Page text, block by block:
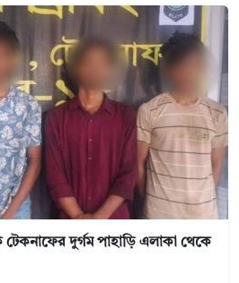
দুর্গম পাহাড়ি এলাকা থেকে